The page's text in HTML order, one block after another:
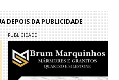
DEPOIS DA PUBLICIDADE
PUBLICIDADE